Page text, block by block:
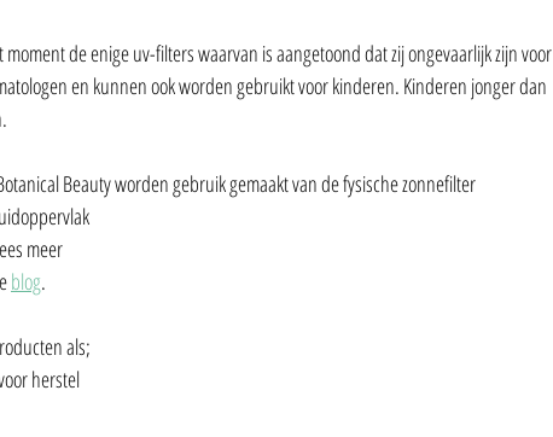
de enige uv-filters waarvan is aangetoond dat zij ongevaarlijk zijn voor
en kunnen ook worden gebruikt voor kinderen. Kinderen jonger dan
Beauty worden gebruik gemaakt van de fysische zonnefilter
meer
blog.
als;
herstel